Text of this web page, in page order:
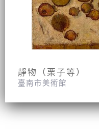
靜物（栗子等）
臺南市美術館